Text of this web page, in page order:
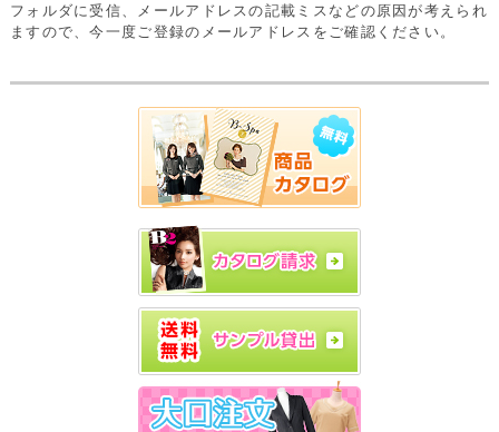
フォルダに受信、メールアドレスの記載ミスなどの原因が考えられ
ますので、今一度ご登録のメールアドレスをご確認ください。